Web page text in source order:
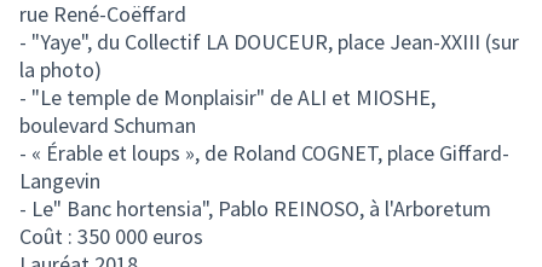
rue René-Coëffard
- "Yaye", du Collectif LA DOUCEUR, place Jean-XXIII (sur
la photo)
- "Le temple de Monplaisir" de ALI et MIOSHE,
boulevard Schuman
- « Érable et loups », de Roland COGNET, place Giffard-
Langevin
- Le" Banc hortensia", Pablo REINOSO, à l'Arboretum
Coût : 350 000 euros